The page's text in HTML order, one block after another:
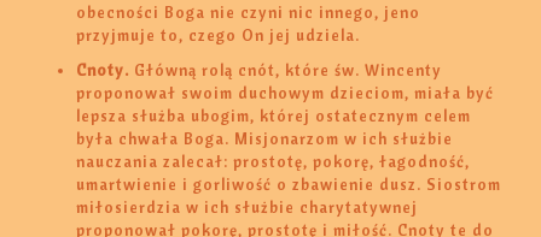
obecności Boga nie czyni nic innego, jeno
przyjmuje to, czego On jej udziela.
Cnoty. Główną rolą cnót, które św. Wincenty
proponował swoim duchowym dzieciom, miała być
lepsza służba ubogim, której ostatecznym celem
była chwała Boga. Misjonarzom w ich służbie
nauczania zalecał: prostotę, pokorę, łagodność,
umartwienie i gorliwość o zbawienie dusz. Siostrom
miłosierdzia w ich służbie charytatywnej
proponował pokorę, prostotę i miłość. Cnoty te do